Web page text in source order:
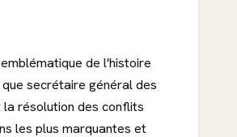
de l'histoire
secrétaire général des
résolution des conflits
les plus marquantes et